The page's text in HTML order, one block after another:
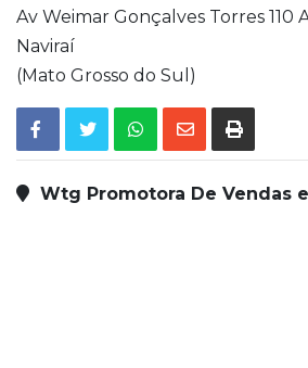
Av Weimar Gonçalves Torres 110
Naviraí
(Mato Grosso do Sul)
Wtg Promotora De Vendas